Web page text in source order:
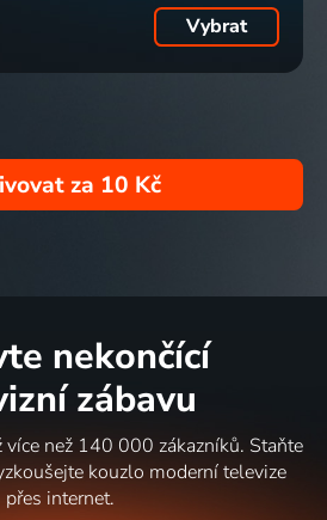
Vybrat
za 10 Kč
nekončící
zábavu
než 140 000 zákazníků. Staňte
kouzlo moderní televize
přes internet.